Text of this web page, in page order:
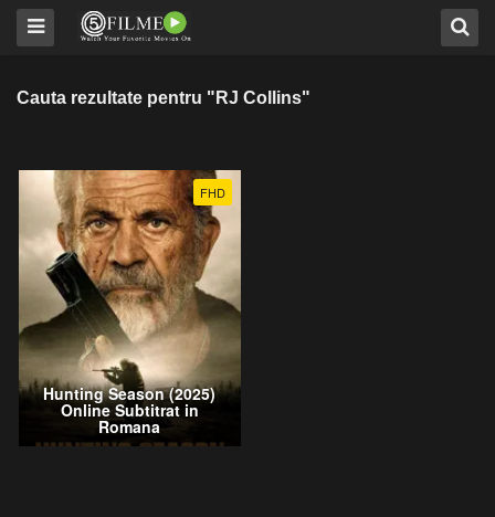
Cauta rezultate pentru "RJ Collins"
FHD
Hunting Season (2025)
Online Subtitrat in
Romana